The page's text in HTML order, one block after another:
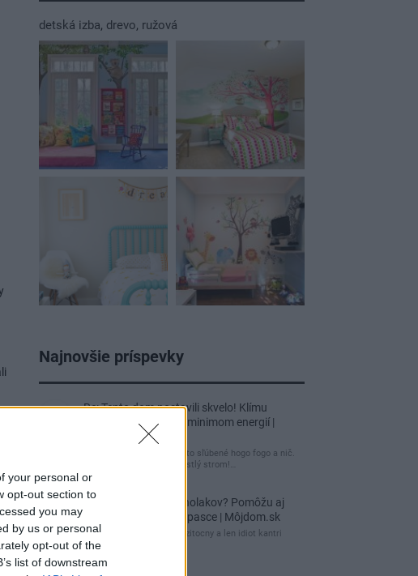
your personal or
opt-out section to
you may
by us or personal
opt-out of the
list of downstream
detská izba, drevo, ružová
Najnovšie príspevky
Re: Tento dom postavili skvelo! Klímu
netreba, kúriť stačí s minimom energií |
tuctový barák, čakal som to sľúbené hogo fogo a nič.
Záhrada nuda, žiadny vzrastlý strom!…
Re: Ako sa zbaviť ucholakov? Pomôžu aj
jednoduché domáce pasce | Môjdom.sk
blbeckovia, "ucholak" je uzitocny a len idiot kantri
uzitocny hmyz